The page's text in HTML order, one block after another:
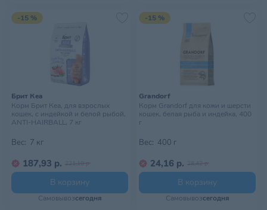
-15 %
Брит Кеа
Корм Брит Кеа, для взрослых
кошек, с индейкой и белой рыбой,
ANTI-HAIRBALL, 7 кг
Вес: 7 кг
187,93 р. 221,10 р.
В корзину
Самовывозсегодня
-15 %
Grandorf
Корм Grandorf для кожи и шерсти
кошек, белая рыба и индейка, 400
г
Вес: 400 г
24,16 р. 28,42 р.
В корзину
Самовывозсегодня